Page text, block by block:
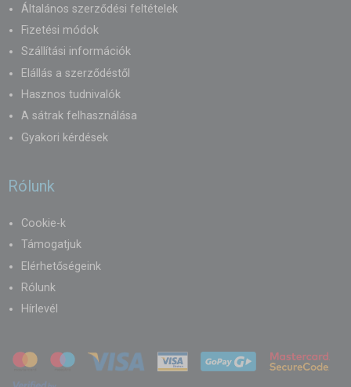
Általános szerződési feltételek
Fizetési módok
Szállítási információk
Elállás a szerződéstől
Hasznos tudnivalók
A sátrak felhasználása
Gyakori kérdések
Rólunk
Cookie-k
Támogatjuk
Elérhetőségeink
Rólunk
Hírlevél